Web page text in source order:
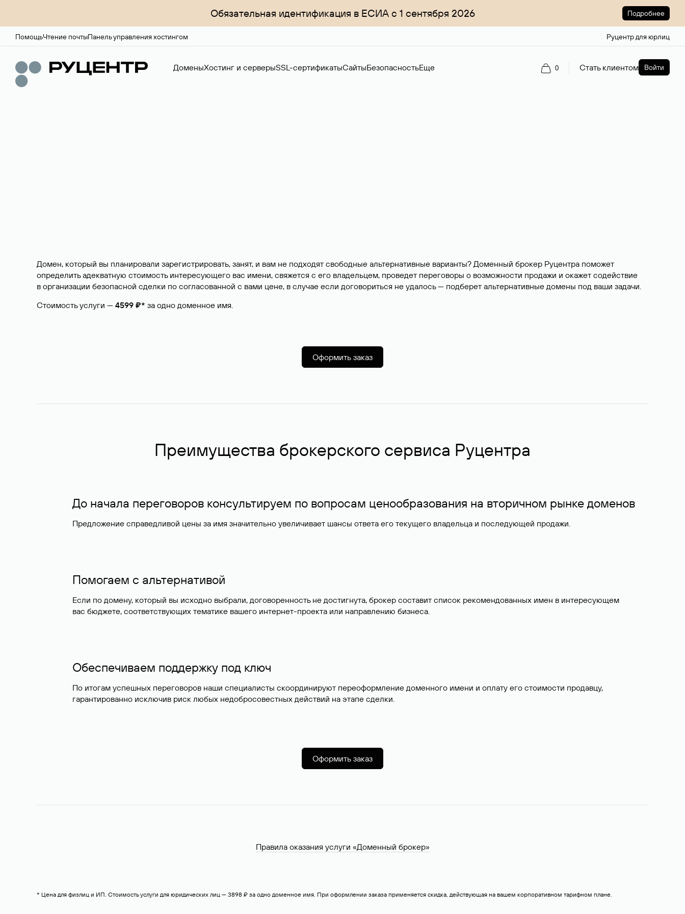
Обязательная идентификация в ЕСИА с 1 сентября 2026 Подробнее
ПомощьЧтение почтыПанель управления хостингом Руцентр для юрлиц
ДоменыХостинг и серверыSSL-сертификатыСайтыБезопасностьЕще 0 Стать клиентом Войти
Домен, который вы планировали зарегистрировать, занят, и вам не подходят свободные альтернативные варианты? Доменный брокер Руцентра поможет
определить адекватную стоимость интересующего вас имени, свяжется с его владельцем, проведет переговоры о возможности продажи и окажет содействие
в организации безопасной сделки по согласованной с вами цене, в случае если договориться не удалось — подберет альтернативные домены под ваши задачи.
Стоимость услуги — 4599 ₽* за одно доменное имя.
Оформить заказ
Преимущества брокерского сервиса Руцентра
До начала переговоров консультируем по вопросам ценообразования на вторичном рынке доменов
Предложение справедливой цены за имя значительно увеличивает шансы ответа его текущего владельца и последующей продажи.
Помогаем с альтернативой
Если по домену, который вы исходно выбрали, договоренность не достигнута, брокер составит список рекомендованных имен в интересующем
вас бюджете, соответствующих тематике вашего интернет-проекта или направлению бизнеса.
Обеспечиваем поддержку под ключ
По итогам успешных переговоров наши специалисты скоординируют переоформление доменного имени и оплату его стоимости продавцу,
гарантированно исключив риск любых недобросовестных действий на этапе сделки.
Оформить заказ
Правила оказания услуги «Доменный брокер»
* Цена для физлиц и ИП. Стоимость услуги для юридических лиц — 3898 ₽ за одно доменное имя. При оформлении заказа применяется скидка, действующая на вашем корпоративном тарифном плане.